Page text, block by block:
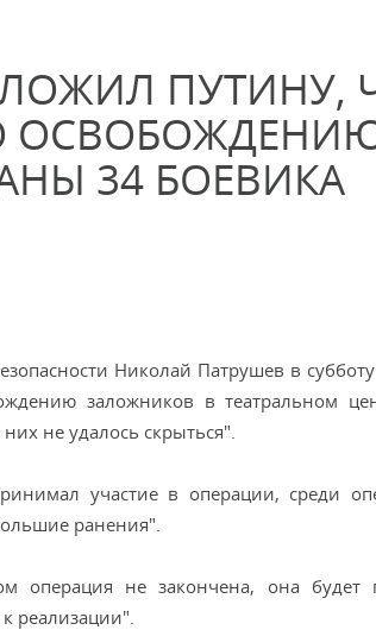
ПУТИНУ,
34 БОЕВИКА
Николай Патрушев в
заложников в театральном
не удалось скрыться".
участие в операции, среди
ранения".
операция не закончена, она будет
реализации".